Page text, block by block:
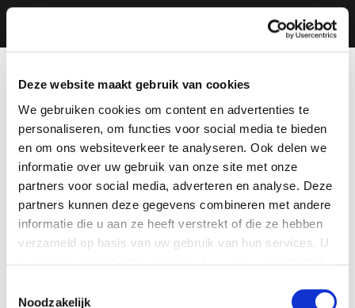
Deze website maakt gebruik van cookies
We gebruiken cookies om content en advertenties te
personaliseren, om functies voor social media te bieden
en om ons websiteverkeer te analyseren. Ook delen we
informatie over uw gebruik van onze site met onze
partners voor social media, adverteren en analyse. Deze
partners kunnen deze gegevens combineren met andere
informatie die u aan ze heeft verstrekt of die ze hebben
verzameld op basis van uw gebruik van hun services. U
Noodzakelijk